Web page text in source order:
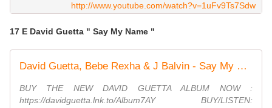
http://www.youtube.com/watch?v=1uFv9Ts7Sdw
17 E David Guetta " Say My Name "
David Guetta, Bebe Rexha & J Balvin - Say My Name (Lyric video)
BUY THE NEW DAVID GUETTA ALBUM NOW :
https://davidguetta.lnk.to/Album7AY BUY/LISTEN: